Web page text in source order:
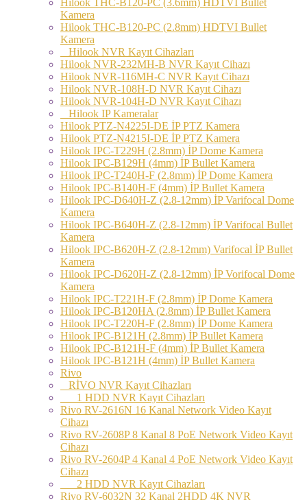
Kamera
Hilook THC-B120-PC (2.8mm) HDTVI Bullet
Kamera
Hilook NVR Kayıt Cihazları
Hilook NVR-232MH-B NVR Kayıt Cihazı
Hilook NVR-116MH-C NVR Kayıt Cihazı
Hilook NVR-108H-D NVR Kayıt Cihazı
Hilook NVR-104H-D NVR Kayıt Cihazı
Hilook IP Kameralar
Hilook PTZ-N4225I-DE İP PTZ Kamera
Hilook PTZ-N4215I-DE İP PTZ Kamera
Hilook IPC-T229H (2.8mm) İP Dome Kamera
Hilook IPC-B129H (4mm) İP Bullet Kamera
Hilook IPC-T240H-F (2.8mm) İP Dome Kamera
Hilook IPC-B140H-F (4mm) İP Bullet Kamera
Hilook IPC-D640H-Z (2.8-12mm) İP Varifocal Dome
Kamera
Hilook IPC-B640H-Z (2.8-12mm) İP Varifocal Bullet
Kamera
Hilook IPC-B620H-Z (2.8-12mm) Varifocal İP Bullet
Kamera
Hilook IPC-D620H-Z (2.8-12mm) İP Vorifocal Dome
Kamera
Hilook IPC-T221H-F (2.8mm) İP Dome Kamera
Hilook IPC-B120HA (2.8mm) İP Bullet Kamera
Hilook IPC-T220H-F (2.8mm) İP Dome Kamera
Hilook IPC-B121H (2.8mm) İP Bullet Kamera
Hilook IPC-B121H-F (4mm) İP Bullet Kamera
Hilook IPC-B121H (4mm) İP Bullet Kamera
Rivo
RİVO NVR Kayıt Cihazları
1 HDD NVR Kayıt Cihazları
Rivo RV-2616N 16 Kanal Network Video Kayıt
Cihazı
Rivo RV-2608P 8 Kanal 8 PoE Network Video Kayıt
Cihazı
Rivo RV-2604P 4 Kanal 4 PoE Network Video Kayıt
Cihazı
2 HDD NVR Kayıt Cihazları
Rivo RV-6032N 32 Kanal 2HDD 4K NVR